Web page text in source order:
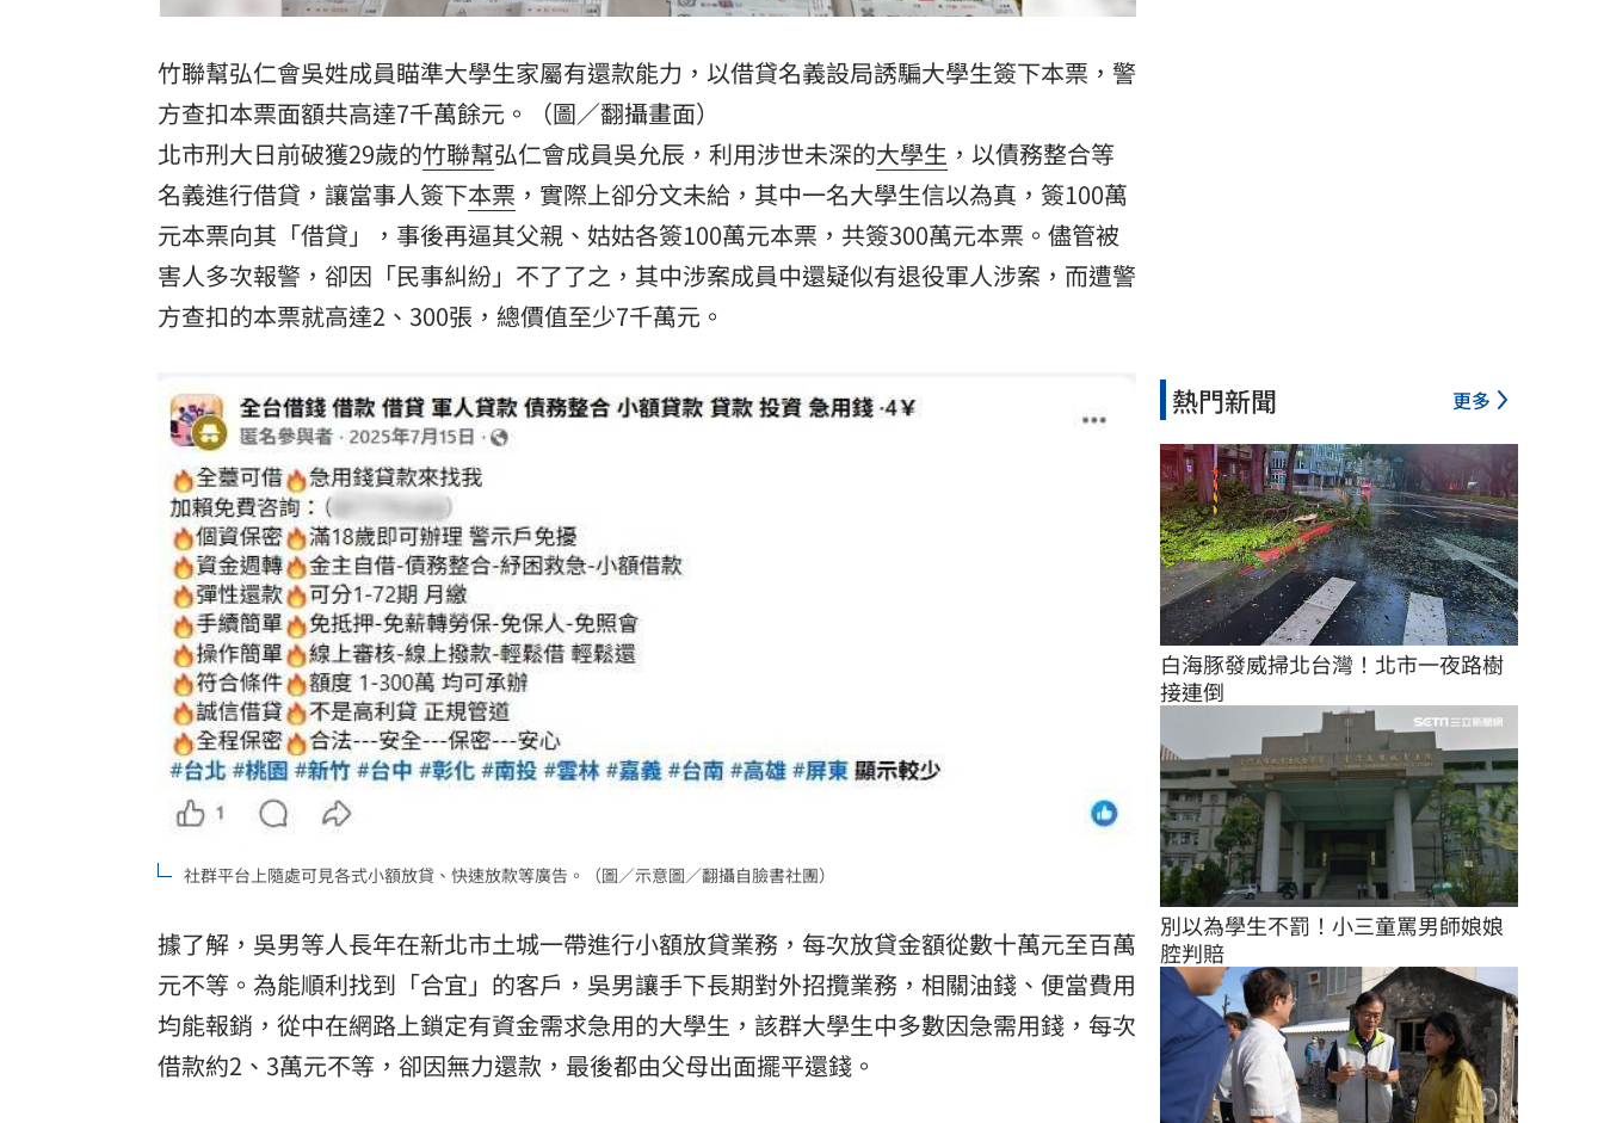
「拍片人的多重宇宙」職涯論壇9/12登場！ 10:30
8國球員齊聚高雄 Formosa 7s掀足球熱潮 10:00
理想混蛋號召粉絲跨海追星吃美食！ 18:15
竹聯幫弘仁會吳姓成員瞄準大學生家屬有還款能力，以借貸名義設局誘騙大學生簽下本票，警
方查扣本票面額共高達7千萬餘元。（圖／翻攝畫面）
北市刑大日前破獲29歲的竹聯幫弘仁會成員吳允辰，利用涉世未深的大學生 ，以債務整合等
名義進行借貸，讓當事人簽下本票 ，實際上卻分文未給，其中一名大學生信以為真，簽100萬
元本票向其「借貸」，事後再逼其父親、姑姑各簽100萬元本票，共簽300萬元本票。儘管被
害人多次報警，卻因「民事糾紛」不了了之，其中涉案成員中還疑似有退役軍人涉案，而遭警
方查扣的本票就高達2、300張，總價值至少7千萬元。
社群平台上隨處可見各式小額放貸、快速放款等廣告。（圖／示意圖／翻攝自臉書社團）
據了解，吳男等人長年在新北市土城一帶進行小額放貸業務，每次放貸金額從數十萬元至百萬
元不等。為能順利找到「合宜」的客戶，吳男讓手下長期對外招攬業務，相關油錢、便當費用
均能報銷，從中在網路上鎖定有資金需求急用的大學生，該群大學生中多數因急需用錢，每次
借款約2、3萬元不等，卻因無力還款，最後都由父母出面擺平還錢。
熱門新聞 更多
白海豚發威掃北台灣！北市一夜路樹
接連倒
別以為學生不罰！小三童罵男師娘娘
腔判賠